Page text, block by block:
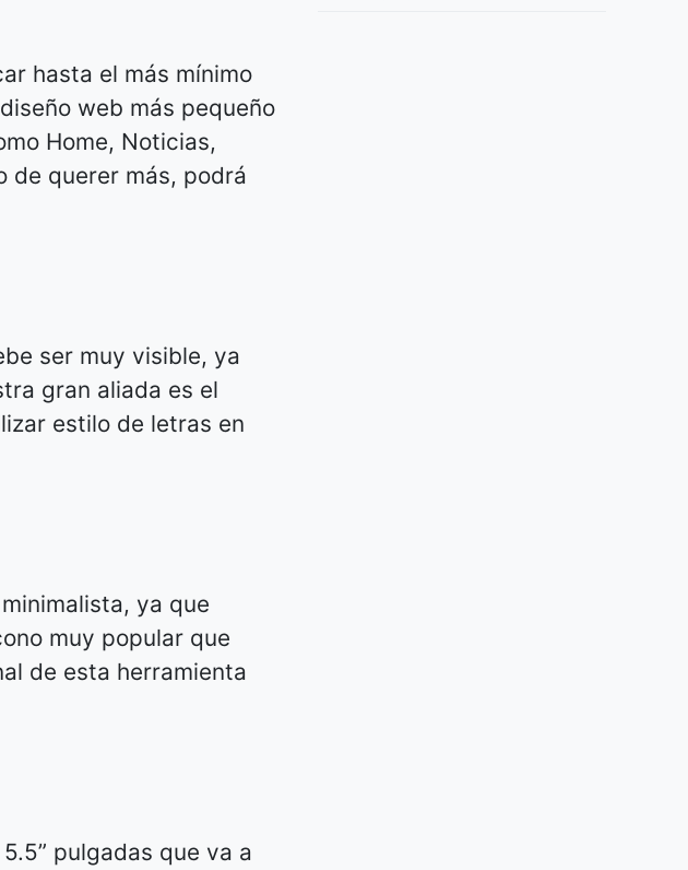
hasta el más mínimo
web más pequeño
Home, Noticias,
de querer más, podrá
ser muy visible, ya
gran aliada es el
estilo de letras en
ya que
muy popular que
de esta herramienta
pulgadas que va a